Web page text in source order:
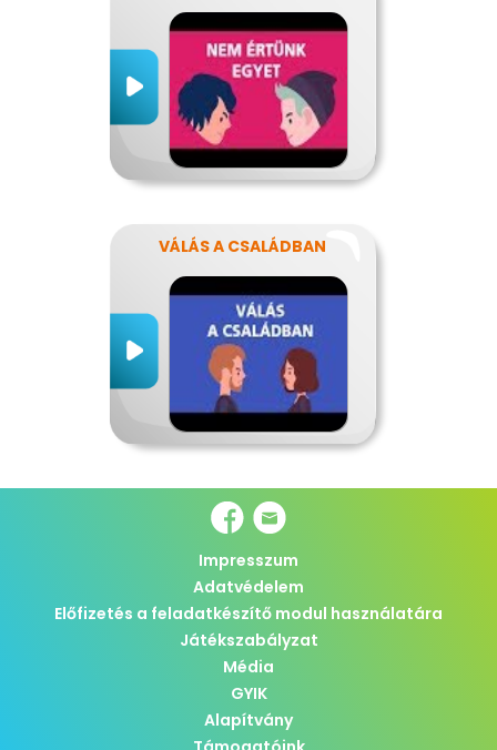
VÁLÁS A CSALÁDBAN
Impresszum
Adatvédelem
Előfizetés a feladatkészítő modul használatára
Játékszabályzat
Média
GYIK
Alapítvány